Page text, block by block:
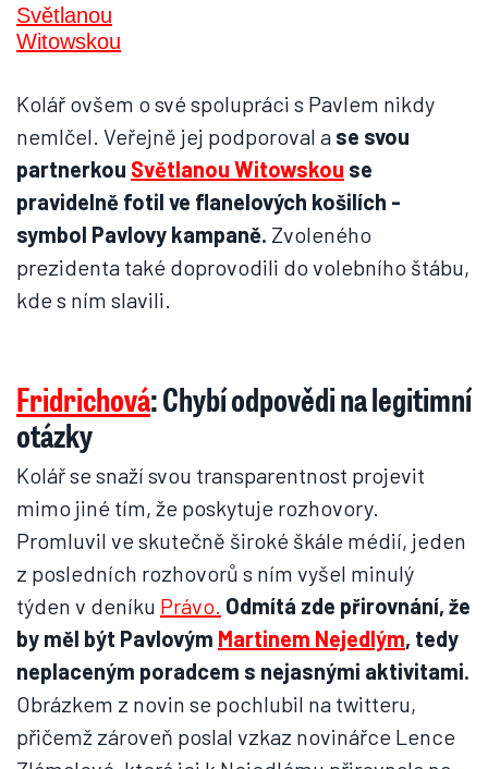
Kolář ovšem o své spolupráci s Pavlem nikdy
nemlčel. Veřejně jej podporoval a se svou
partnerkou Světlanou Witowskou se
pravidelně fotil ve flanelových košilích -
symbol Pavlovy kampaně. Zvoleného
prezidenta také doprovodili do volebního štábu,
kde s ním slavili.
Fridrichová: Chybí odpovědi na legitimní
otázky
Kolář se snaží svou transparentnost projevit
mimo jiné tím, že poskytuje rozhovory.
Promluvil ve skutečně široké škále médií, jeden
z posledních rozhovorů s ním vyšel minulý
týden v deníku Právo. Odmítá zde přirovnání, že
by měl být Pavlovým Martinem Nejedlým, tedy
neplaceným poradcem s nejasnými aktivitami.
Obrázkem z novin se pochlubil na twitteru,
přičemž zároveň poslal vzkaz novinářce Lence